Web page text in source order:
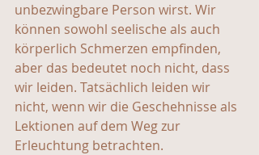
unbezwingbare Person wirst. Wir
können sowohl seelische als auch
körperlich Schmerzen empfinden,
aber das bedeutet noch nicht, dass
wir leiden. Tatsächlich leiden wir
nicht, wenn wir die Geschehnisse als
Lektionen auf dem Weg zur
Erleuchtung betrachten.